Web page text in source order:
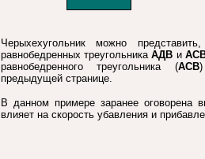
Черыхехугольник можно
равнобедренных треугольникаАДВ и
равнобедренного треугольника (АСВ
предыдущей странице.
В данном примере заранее оговорена
влияет на скорость убавления и